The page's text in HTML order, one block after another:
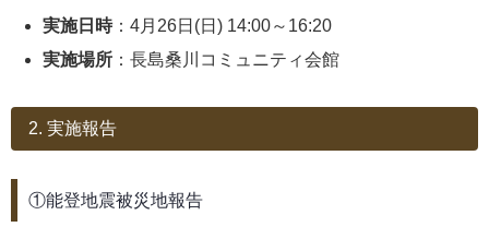
実施日時：4月26日(日) 14:00～16:20
実施場所 ：長島桑川コミュニティ会館
2. 実施報告
①能登地震被災地報告